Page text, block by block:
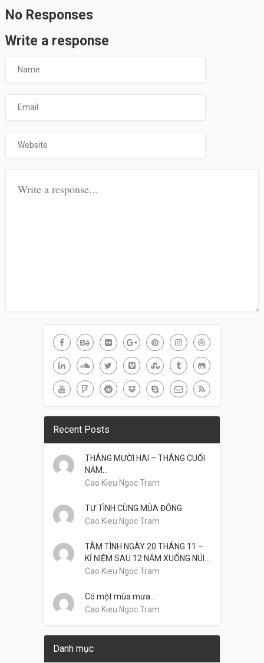
No Responses
Write a response
Recent Posts
THÁNG MƯỜI HAI – THÁNG CUỐI
NĂM…
Cao Kieu Ngoc Tram
TỰ TÌNH CÙNG MÙA ĐÔNG
Cao Kieu Ngoc Tram
TÂM TÌNH NGÀY 20 THÁNG 11 –
KỈ NIỆM SAU 12 NĂM XUỐNG NÚI…
Cao Kieu Ngoc Tram
Có một mùa mưa…
Cao Kieu Ngoc Tram
Danh mục